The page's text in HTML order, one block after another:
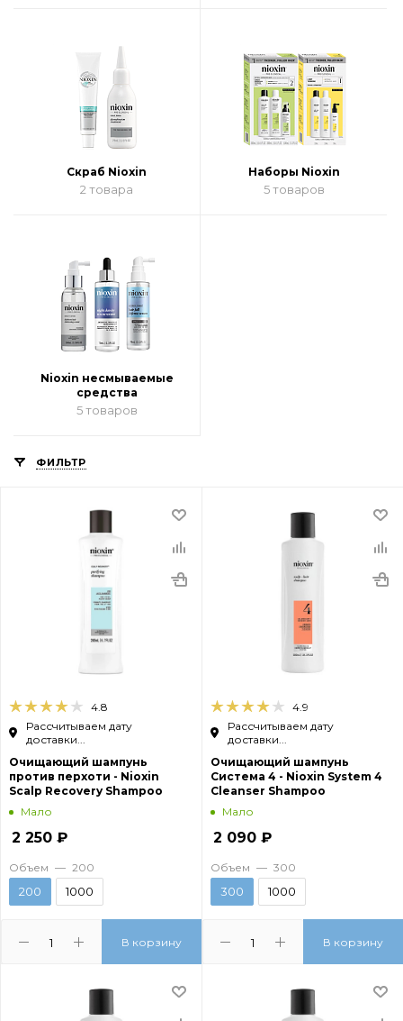
Скраб Nioxin
2 товара
Наборы Nioxin
5 товаров
Nioxin несмываемые
средства
5 товаров
ФИЛЬТР
4.8
Рассчитываем дату
доставки...
Очищающий шампунь
против перхоти - Nioxin
Scalp Recovery Shampoo
Мало
2 250 ₽
В корзину
Объем — 200
200 1000
4.9
Рассчитываем дату
доставки...
Очищающий шампунь
Система 4 - Nioxin System 4
Cleanser Shampoo
Мало
2 090 ₽
В корзину
Объем — 300
300 1000